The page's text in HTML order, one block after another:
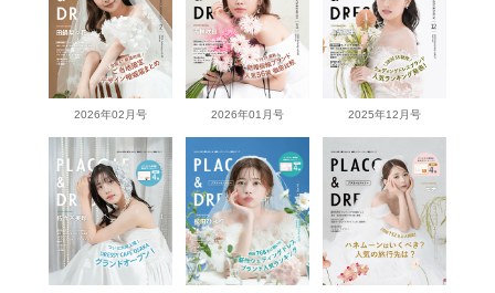
2026年02月号 2026年01月号 2025年12月号